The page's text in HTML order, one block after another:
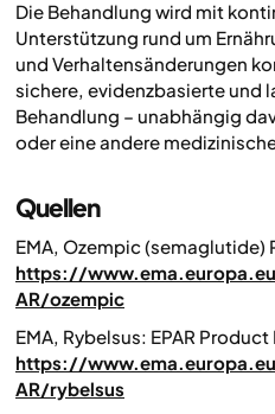
Die Behandlung wird mit
Unterstützung rund um
und Verhaltensänderungen
sichere, evidenzbasierte und
Behandlung – unabhängig
oder eine andere
Quellen
EMA, Ozempic
https://
AR/ozempic
EMA, Rybelsus: EPAR
https://
AR/rybelsus